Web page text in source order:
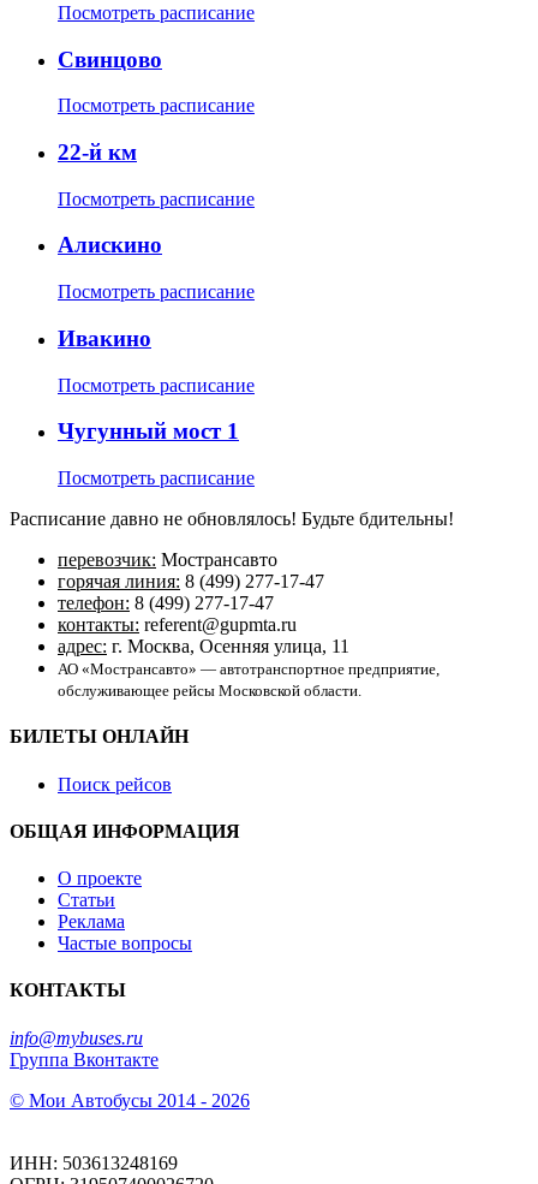
Посмотреть расписание
Свинцово
Посмотреть расписание
22-й км
Посмотреть расписание
Алискино
Посмотреть расписание
Ивакино
Посмотреть расписание
Чугунный мост 1
Посмотреть расписание
Расписание давно не обновлялось! Будьте бдительны!
перевозчик: Мострансавто
горячая линия: 8 (499) 277-17-47
телефон: 8 (499) 277-17-47
контакты: referent@gupmta.ru
адрес: г. Москва, Осенняя улица, 11
АО «Мострансавто» — автотранспортное предприятие,
обслуживающее рейсы Московской области.
БИЛЕТЫ ОНЛАЙН
Поиск рейсов
ОБЩАЯ ИНФОРМАЦИЯ
О проекте
Статьи
Реклама
Частые вопросы
КОНТАКТЫ
info@mybuses.ru
Группа Вконтакте
© Мои Автобусы 2014 - 2026
ИНН: 503613248169